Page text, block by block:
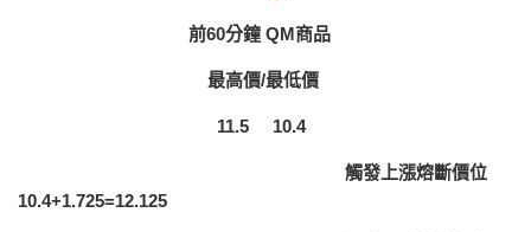
前60分鐘QM商品
最高價/最低價
11.5 10.4
觸發 上漲熔斷價位
10.4+1.725=12.125